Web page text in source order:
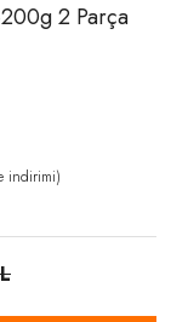
2 Parça
indirimi)